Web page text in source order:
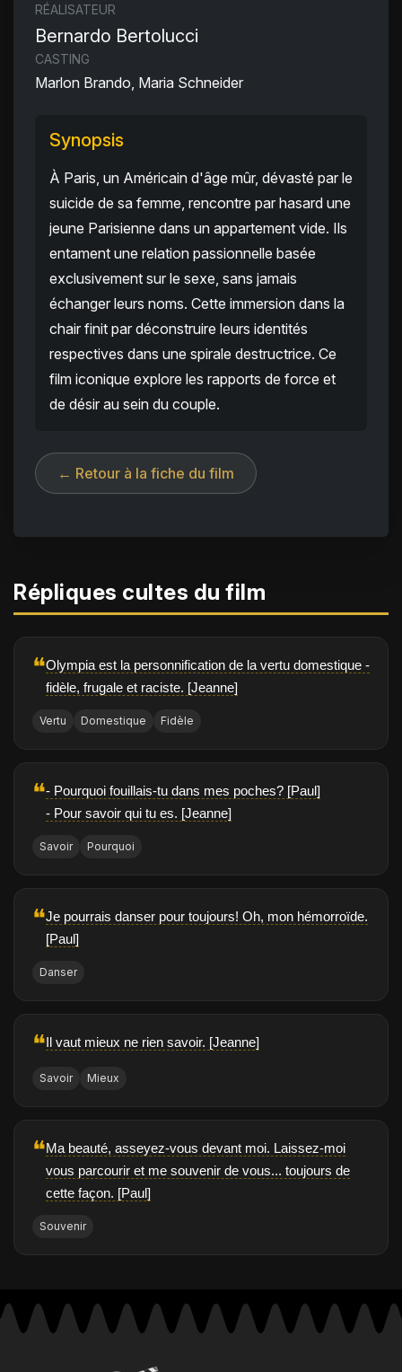
RÉALISATEUR
Bernardo Bertolucci
CASTING
Marlon Brando, Maria Schneider
Synopsis
À Paris, un Américain d'âge mûr, dévasté par le
suicide de sa femme, rencontre par hasard une
jeune Parisienne dans un appartement vide. Ils
entament une relation passionnelle basée
exclusivement sur le sexe, sans jamais
échanger leurs noms. Cette immersion dans la
chair finit par déconstruire leurs identités
respectives dans une spirale destructrice. Ce
film iconique explore les rapports de force et
de désir au sein du couple.
← Retour à la fiche du film
Répliques cultes du film
❝Olympia est la personnification de la vertu domestique -
fidèle, frugale et raciste. [Jeanne]
Vertu Domestique Fidèle
❝- Pourquoi fouillais-tu dans mes poches? [Paul]
- Pour savoir qui tu es. [Jeanne]
Savoir Pourquoi
❝Je pourrais danser pour toujours! Oh, mon hémorroïde.
[Paul]
Danser
❝Il vaut mieux ne rien savoir. [Jeanne]
Savoir Mieux
❝Ma beauté, asseyez-vous devant moi. Laissez-moi
vous parcourir et me souvenir de vous... toujours de
cette façon. [Paul]
Souvenir